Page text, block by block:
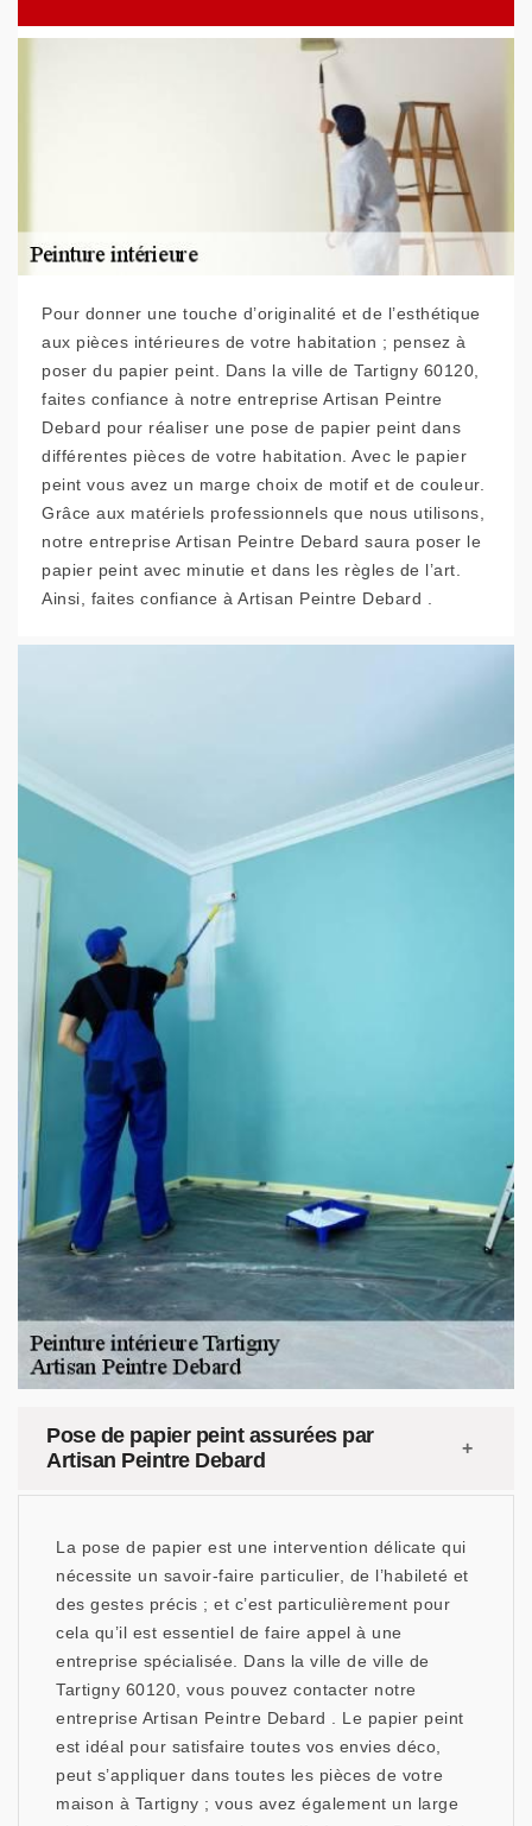
Pour donner une touche d’originalité et de l’esthétique
aux pièces intérieures de votre habitation ; pensez à
poser du papier peint. Dans la ville de Tartigny 60120,
faites confiance à notre entreprise Artisan Peintre
Debard pour réaliser une pose de papier peint dans
différentes pièces de votre habitation. Avec le papier
peint vous avez un marge choix de motif et de couleur.
Grâce aux matériels professionnels que nous utilisons,
notre entreprise Artisan Peintre Debard saura poser le
papier peint avec minutie et dans les règles de l’art.
Ainsi, faites confiance à Artisan Peintre Debard .
Pose de papier peint assurées par
Artisan Peintre Debard
La pose de papier est une intervention délicate qui
nécessite un savoir-faire particulier, de l’habileté et
des gestes précis ; et c’est particulièrement pour
cela qu’il est essentiel de faire appel à une
entreprise spécialisée. Dans la ville de ville de
Tartigny 60120, vous pouvez contacter notre
entreprise Artisan Peintre Debard . Le papier peint
est idéal pour satisfaire toutes vos envies déco,
peut s’appliquer dans toutes les pièces de votre
maison à Tartigny ; vous avez également un large